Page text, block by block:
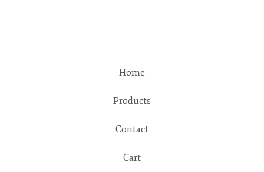
Home
Products
Contact
Cart